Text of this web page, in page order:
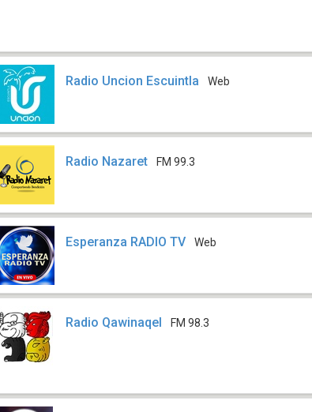
Radio Uncion Escuintla Web
Radio Nazaret FM 99.3
Esperanza RADIO TV Web
Radio Qawinaqel FM 98.3